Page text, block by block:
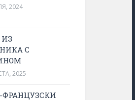
2024
ИЗ
С
2025